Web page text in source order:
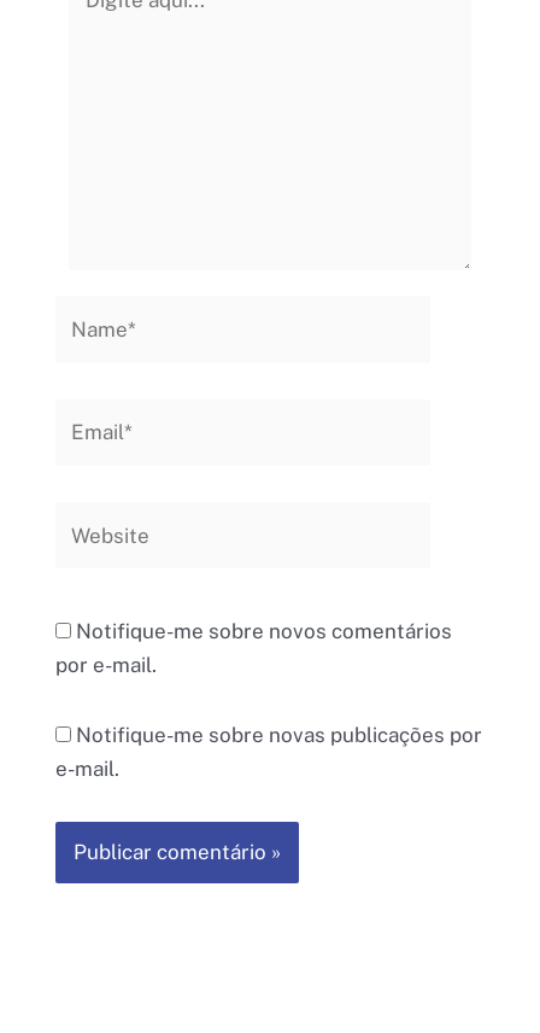
aqui...
Notifique-me sobre novos comentários
por e-mail.
Notifique-me sobre novas publicações por
e-mail.